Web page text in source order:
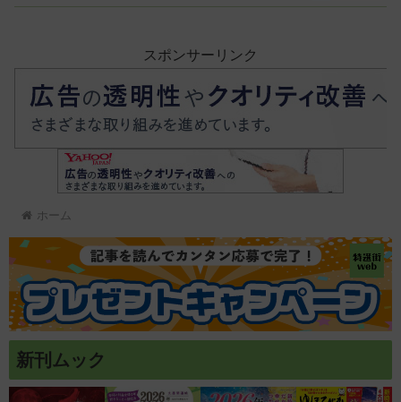
スポンサーリンク
ホーム
新刊ムック